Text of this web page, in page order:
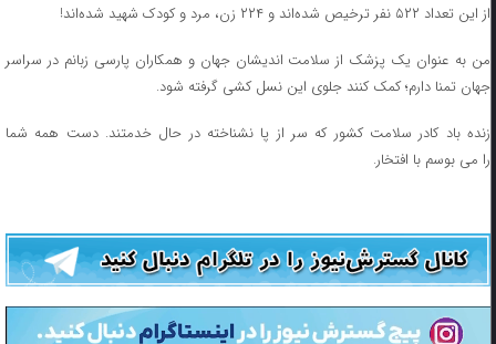
از این تعداد ۵۲۲ نفر ترخیص شده‌اند و ۲۲۴ زن، مرد و کودک شهید شده‌اند!
من به عنوان یک پزشک از سلامت اندیشان جهان و همکاران پارسی زبانم در سراسر
جهان تمنا دارم؛ کمک کنند جلوی این نسل کشی گرفته شود.
زنده باد کادر سلامت کشور که سر از پا نشناخته در حال خدمتند. دست همه شما
را می بوسم با افتخار.